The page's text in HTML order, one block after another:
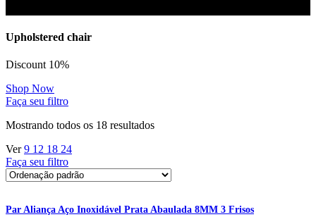
Upholstered chair
Discount 10%
Shop Now
Faça seu filtro
Mostrando todos os 18 resultados
Ver9 12 18 24
Faça seu filtro
Par Aliança Aço Inoxidável Prata Abaulada 8MM 3 Frisos